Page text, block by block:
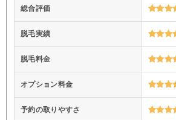
総合評価
脱毛実績
脱毛料金
オプション料金
予約の取りやすさ